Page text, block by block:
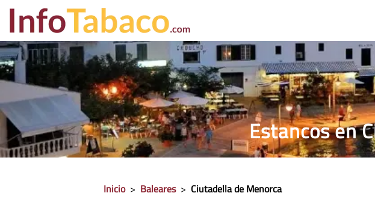
Estancos en
Inicio > Baleares > Ciutadella de Menorca